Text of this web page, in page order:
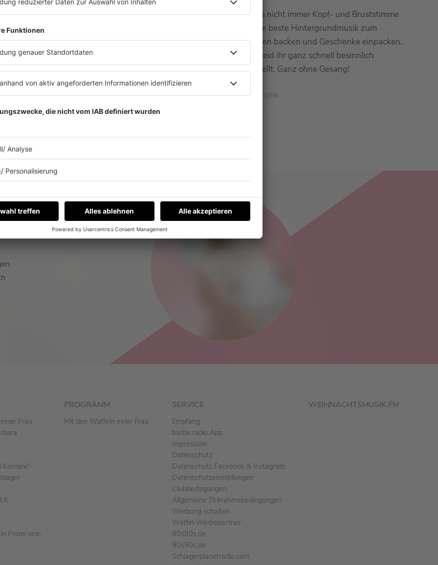
Barbara Schöneberger hat die weihnachtliche
Pop-Welt durchsucht, um für euch dieses Radio
zu erstellen. Da tanzen die Würstchen ganz
automatisch um den Kartoffelsalat.
MEHR LESEN
Es muss nicht immer Kopf- und Bruststimme
sein. Die beste Hintergrundmusik zum
Plätzchen backen und Geschenke einpacken.
Damit seid ihr ganz schnell besinnlich
eingestellt. Ganz ohne Gesang!
MEHR LESEN
ALLE WEIHNACHTSRADIOS
Frau
Karriere"
Promi sein
PROGRAMM
Mit den Waffeln einer Frau
SERVICE
Empfang
barba radio App
Impressum
Datenschutz
Datenschutz Facebook & Instagram
Datenschutzeinstellungen
Clubbedingungen
Allgemeine Teilnahmebedingungen
Werbung schalten
Waffel-Werbepartner
80s80s.de
90s90s.de
Schlagerplanetradio.com
WEIHNACHTSMUSIK.FM